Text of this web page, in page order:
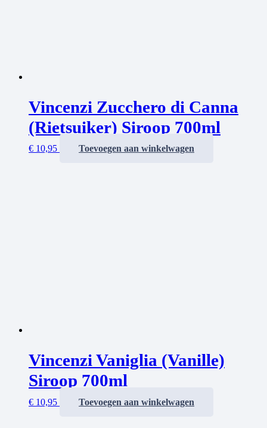
Vincenzi Zucchero di Canna
(Rietsuiker) Siroop 700ml
€ 10,95 Toevoegen aan winkelwagen
Vincenzi Vaniglia (Vanille)
Siroop 700ml
€ 10,95 Toevoegen aan winkelwagen